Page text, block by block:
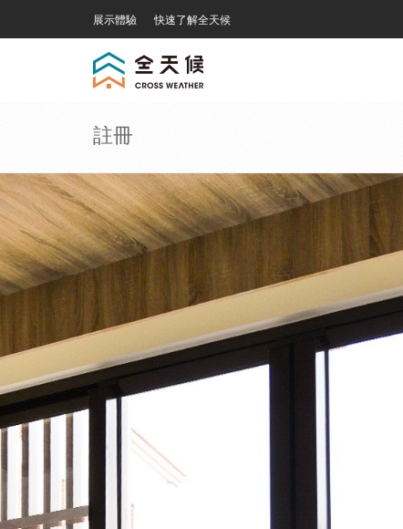
展示體驗 快速了解全天候
註冊